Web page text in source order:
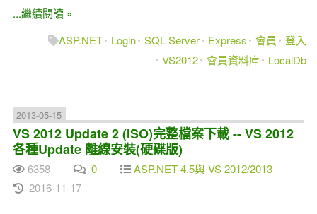
...繼續閱讀 »
ASP.NET
Login SQL Server Express 會員
登入
VS2012 會員資料庫 LocalDb
2013-05-15
VS 2012 Update 2 (ISO)完整檔案下載 -- VS 2012
各種Update 離線安裝(硬碟版)
6358 0
ASP.NET 4.5與 VS 2012/2013
2016-11-17